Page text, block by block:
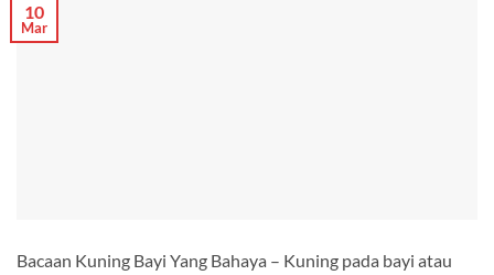
10
Mar
Bacaan Kuning Bayi Yang Bahaya – Kuning pada bayi atau